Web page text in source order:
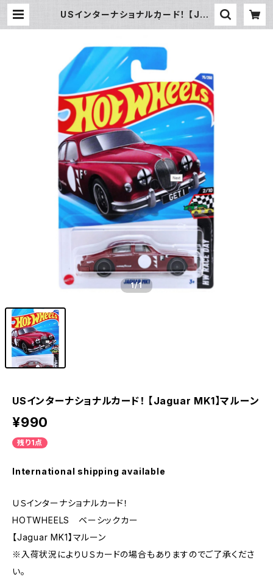
USインターナショナルカード！ 【Jag
1/1
USインターナショナルカード！ 【Jaguar MK1】マルーン
¥990
残り1点
International shipping available
ＵＳインターナショナルカード！
HOTWHEELS ベーシックカー
【Jaguar MK1】マルーン
※入荷状況によりＵＳカードの場合もありますのでご了承くださ
い。